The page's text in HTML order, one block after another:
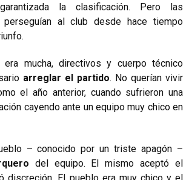
la clasificación. Pero las
perseguían al club desde hace tiempo
mucha, directivos y cuerpo técnico
arreglar el partido. No querían vivir
el año anterior, cuando sufrieron una
cayendo ante un equipo muy chico en
– conocido por un triste apagón –
del equipo. El mismo aceptó el